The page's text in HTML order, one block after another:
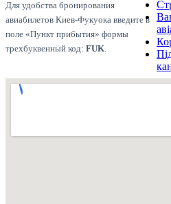
Для удобства бронирования
авиабилетов Киев-Фукуока введите в
поле «Пункт прибытия» формы
трехбуквенный код: FUK